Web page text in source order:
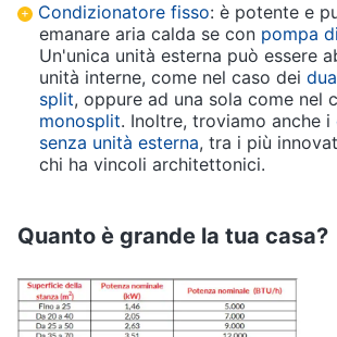
Abbigliamento
Sport
Animali
cd
e
dvd
Condizionatore fisso: è potente e
emanare aria calda se con pompa
Un'unica unità esterna può essere
unità interne, come nel caso dei
split, oppure ad una sola come nel
monosplit. Inoltre, troviamo anche i
senza unità esterna, tra i più
chi ha vincoli architettonici.
Quanto è grande la tua casa?